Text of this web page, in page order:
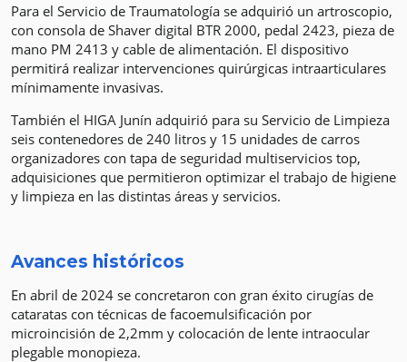
Para el Servicio de Traumatología se adquirió un artroscopio,
con consola de Shaver digital BTR 2000, pedal 2423, pieza de
mano PM 2413 y cable de alimentación. El dispositivo
permitirá realizar intervenciones quirúrgicas intraarticulares
mínimamente invasivas.
También el HIGA Junín adquirió para su Servicio de Limpieza
seis contenedores de 240 litros y 15 unidades de carros
organizadores con tapa de seguridad multiservicios top,
adquisiciones que permitieron optimizar el trabajo de higiene
y limpieza en las distintas áreas y servicios.
Avances históricos
En abril de 2024 se concretaron con gran éxito cirugías de
cataratas con técnicas de facoemulsificación por
microincisión de 2,2mm y colocación de lente intraocular
plegable monopieza.